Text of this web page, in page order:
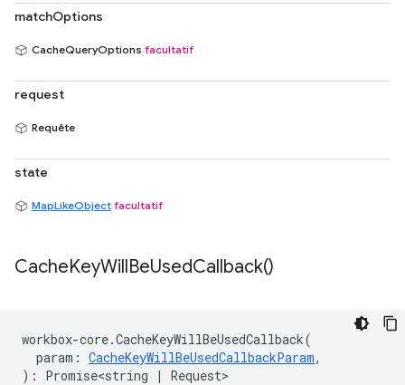
matchOptions
CacheQueryOptions facultatif
request
Requête
state
MapLikeObject facultatif
CacheKeyWillBeUsedCallback()
workbox-core.CacheKeyWillBeUsedCallback(
param : CacheKeyWillBeUsedCallbackParam,
) : Promise<string | Request>